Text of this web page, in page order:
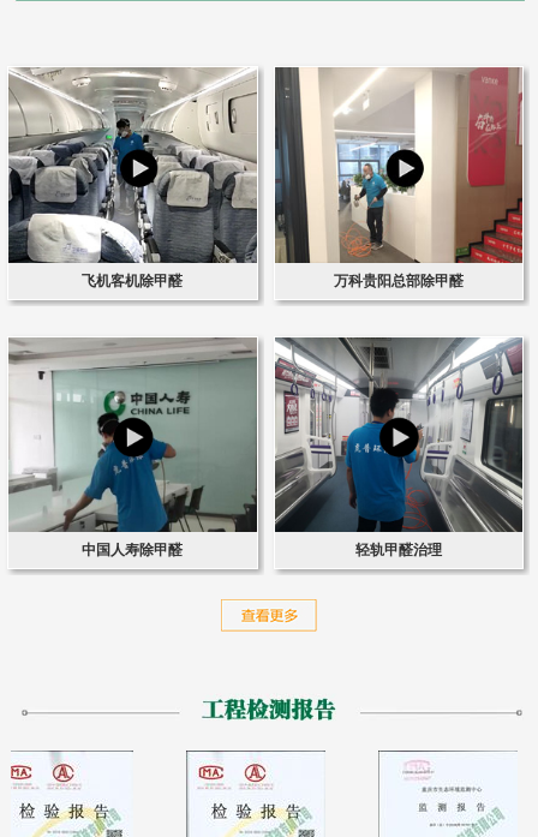
飞机客机除甲醛 万科贵阳总部除甲醛
中国人寿除甲醛 轻轨甲醛治理